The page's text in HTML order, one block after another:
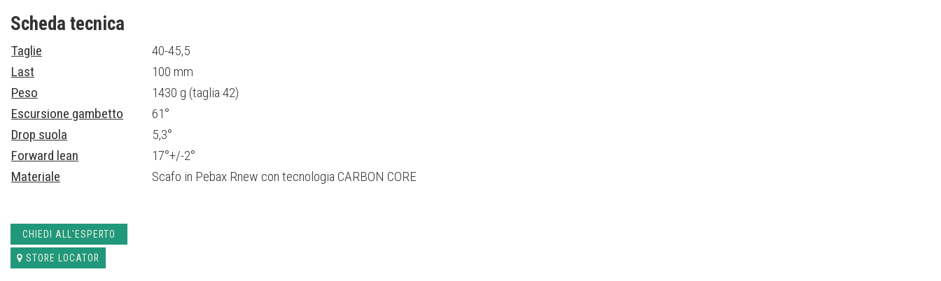
Ilsistema di chiusuraprevede
permette l'utilizzo anche indossando i guanti. La regolazione micrometrica e i cavetti in acciaio
strap di
PVC Free
diretto della lingua sulla tibia, anche nei cambi di direzione più veloci. Integra la
RECCOche permette alle organizzazioni di soccorso professionale di rintracciare velocemente
lo sciatore in caso di incidente davalanga
Lasuolacon sistema GripWalk di SCARPA
ottimale in camminata ed è conforme alla normativa DIN ISO 23223 e compatibile con tutti gli
attacchi da sci alpinismo e da sci alpino GripWalk.
Scheda tecnica
Taglie
40-45,5
Last
100 mm
Peso
1430 g (taglia 42)
Escursione gambetto
61°
Drop suola
5,3°
Forward lean
17°+/-2°
Materiale
Scafo in Pebax Rnew con tecnologia CARBON CORE
CHIEDI ALL'ESPERTO
STORE LOCATOR